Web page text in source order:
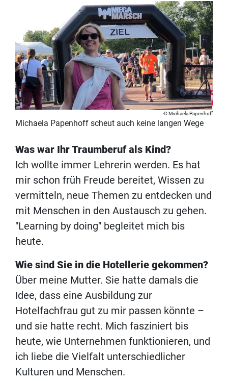
Michaela Papenhoff
Michaela Papenhoff scheut auch keine langen Wege
Was war Ihr Traumberuf als Kind?
Ich wollte immer Lehrerin werden. Es hat
mir schon früh Freude bereitet, Wissen zu
vermitteln, neue Themen zu entdecken und
mit Menschen in den Austausch zu gehen.
"Learning by doing" begleitet mich bis
heute.
Wie sind Sie in die Hotellerie gekommen?
Über meine Mutter. Sie hatte damals die
Idee, dass eine Ausbildung zur
Hotelfachfrau gut zu mir passen könnte –
und sie hatte recht. Mich fasziniert bis
heute, wie Unternehmen funktionieren, und
ich liebe die Vielfalt unterschiedlicher
Kulturen und Menschen.